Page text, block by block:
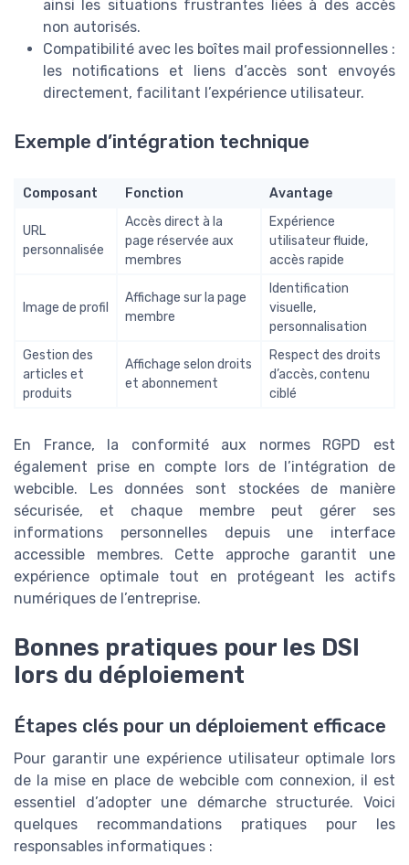
ainsi les situations frustrantes liées à des accès
non autorisés.
Compatibilité avec les boîtes mail professionnelles :
les notifications et liens d’accès sont envoyés
directement, facilitant l’expérience utilisateur.
Exemple d’intégration technique
Composant Fonction Avantage
URL
personnalisée
Accès direct à la
page réservée aux
membres
Expérience
utilisateur fluide,
accès rapide
Image de profil
Affichage sur la page
membre
Identification
visuelle,
personnalisation
Gestion des
articles et
produits
Affichage selon droits
et abonnement
Respect des droits
d’accès, contenu
ciblé
En France, la conformité aux normes RGPD est
également prise en compte lors de l’intégration de
webcible. Les données sont stockées de manière
sécurisée, et chaque membre peut gérer ses
informations personnelles depuis une interface
accessible membres. Cette approche garantit une
expérience optimale tout en protégeant les actifs
numériques de l’entreprise.
Bonnes pratiques pour les DSI
lors du déploiement
Étapes clés pour un déploiement efficace
Pour garantir une expérience utilisateur optimale lors
de la mise en place de webcible com connexion, il est
essentiel d’adopter une démarche structurée. Voici
quelques recommandations pratiques pour les
responsables informatiques :